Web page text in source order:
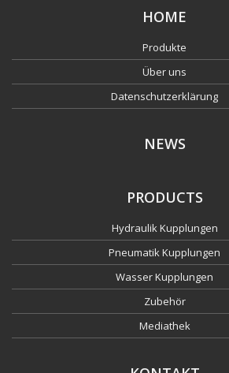
HOME
Produkte
Über uns
Datenschutzerklärung
NEWS
PRODUCTS
Hydraulik Kupplungen
Pneumatik Kupplungen
Wasser Kupplungen
Zubehör
Mediathek